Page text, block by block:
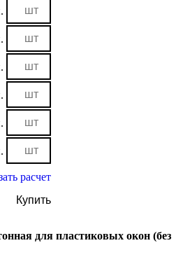
расчет
Купить
для пластиковых окон (без